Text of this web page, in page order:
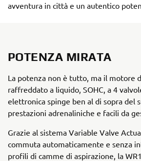
avventura in città e un autentico
POTENZA MIRATA
La potenza non è tutto, ma il motore
raffreddato a liquido, SOHC, a 4
elettronica spinge ben al di sopra del
prestazioni adrenaliniche e facili da
Grazie al sistema Variable Valve
commuta automaticamente e senza
profili di camme di aspirazione, la